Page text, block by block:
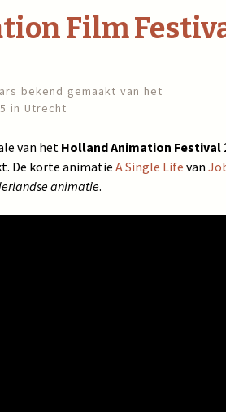
Film
bekend gemaakt van het
in Utrecht
van het Holland Animation Festival
De korte animatie A Single Life van
animatie.